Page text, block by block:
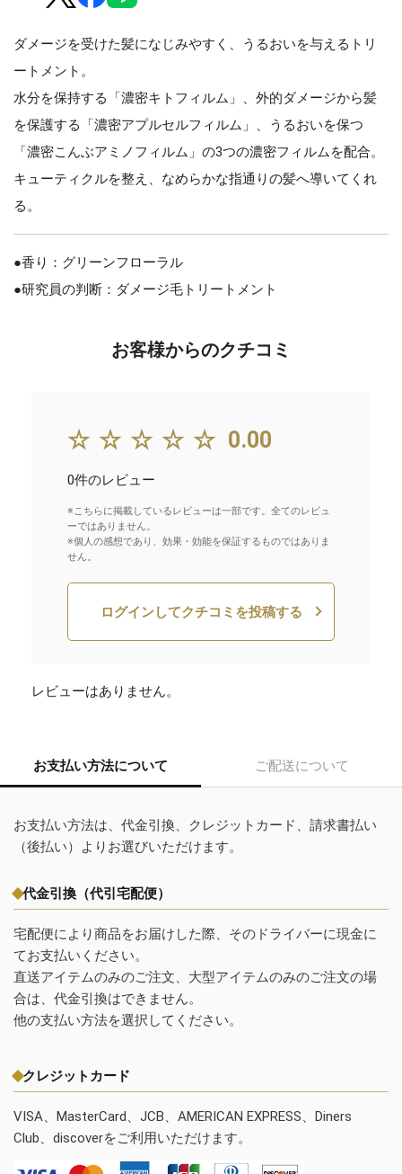
ダメージを受けた髪になじみやすく、うるおいを与えるトリ
ートメント。
水分を保持する「濃密キトフィルム」、外的ダメージから髪
を保護する「濃密アプルセルフィルム」、うるおいを保つ
「濃密こんぶアミノフィルム」の3つの濃密フィルムを配合。
キューティクルを整え、なめらかな指通りの髪へ導いてくれ
る。
●香り：グリーンフローラル
●研究員の判断：ダメージ毛トリートメント
お客様からのクチコミ
☆☆☆☆☆ 0.00
0件のレビュー
※こちらに掲載しているレビューは一部です。全てのレビュ
ーではありません。
※個人の感想であり、効果・効能を保証するものではありま
せん。
ログインしてクチコミを投稿する
レビューはありません。
お支払い方法について ご配送について
お支払い方法は、代金引換、クレジットカード、請求書払い
（後払い）よりお選びいただけます。
代金引換（代引宅配便）
宅配便により商品をお届けした際、そのドライバーに現金に
てお支払いください。
直送アイテムのみのご注文、大型アイテムのみのご注文の場
合は、代金引換はできません。
他の支払い方法を選択してください。
クレジットカード
VISA、MasterCard、JCB、AMERICAN EXPRESS、Diners
Club、discoverをご利用いただけます。